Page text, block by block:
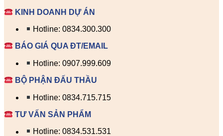
KINH DOANH DỰ ÁN
Hotline: 0834.300.300
BÁO GIÁ QUA ĐT/EMAIL
Hotline: 0907.999.609
BỘ PHẬN ĐẤU THẦU
Hotline: 0834.715.715
TƯ VẤN SẢN PHẨM
Hotline: 0834.531.531